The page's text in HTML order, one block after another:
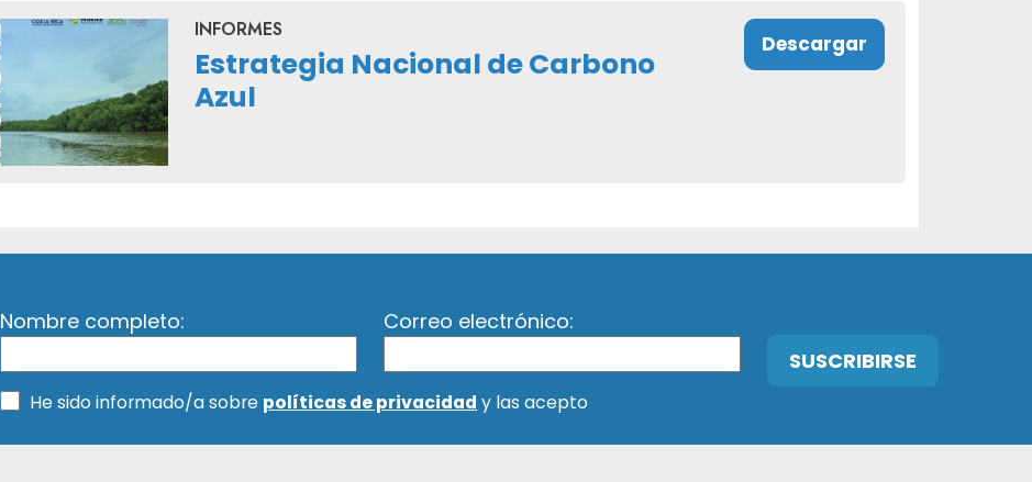
INFORMES
Estrategia Nacional de Carbono
Azul
Descargar
Nombre completo: Correo electrónico:
He sido informado/a sobre políticas de privacidad y las acepto